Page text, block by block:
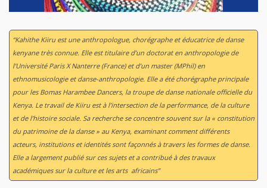
“Kahithe Kiiru est une anthropologue, chorégraphe et éducatrice de danse
kenyane très connue. Elle est titulaire d’un doctorat en anthropologie de
l’Université Paris X Nanterre (France) et d’un master (MPhil) en
ethnomusicologie et danse-anthropologie. Elle a été chorégraphe principale
pour les Bomas Harambee Dancers, la troupe de danse nationale officielle du
Kenya. Le travail de Kiiru est à l’intersection de la performance, de la culture
et de l’histoire sociale. Sa recherche se concentre souvent sur la « constitution
du patrimoine de la danse » au Kenya, examinant comment différents
acteurs, institutions et identités sont façonnés à travers les formes de danse.
Elle a largement publié sur ces sujets et a contribué à des travaux
académiques sur la culture et les arts africains”